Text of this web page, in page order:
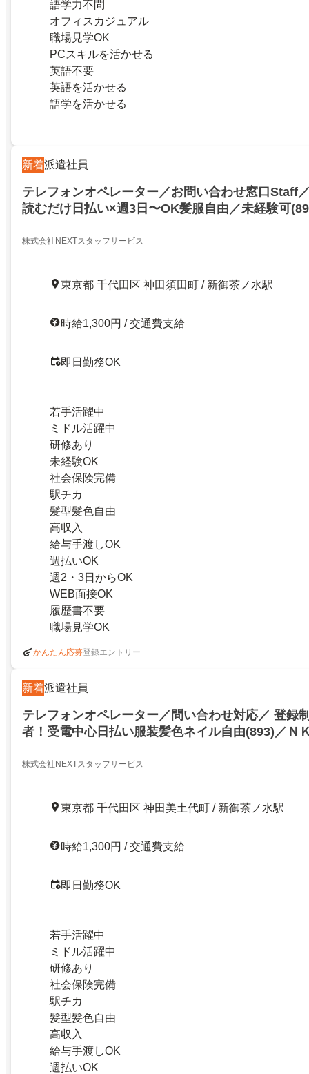
語学力不問
オフィスカジュアル
職場見学OK
PCスキルを活かせる
英語不要
英語を活かせる
語学を活かせる
新着派遣社員
テレフォンオペレーター／お問い合わせ窓口Staff
読むだけ日払い×週3日〜OK髪服自由／未経験可
株式会社NEXTスタッフサービス
東京都 千代田区 神田須田町 / 新御茶ノ水駅
時給1,300円 / 交通費支給
即日勤務OK
若手活躍中
ミドル活躍中
研修あり
未経験OK
社会保険完備
駅チカ
髪型髪色自由
高収入
給与手渡しOK
週払いOK
週2・3日からOK
WEB面接OK
履歴書不要
職場見学OK
かんたん応募登録エントリー
新着派遣社員
テレフォンオペレーター／問い合わせ対応／ 登録
者！受電中心日払い服装髪色ネイル自由(893)／Ｎ
株式会社NEXTスタッフサービス
東京都 千代田区 神田美土代町 / 新御茶ノ水駅
時給1,300円 / 交通費支給
即日勤務OK
若手活躍中
ミドル活躍中
研修あり
社会保険完備
駅チカ
髪型髪色自由
高収入
給与手渡しOK
週払いOK